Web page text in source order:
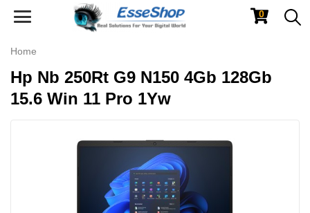
Toggle
0
Home
Hp Nb 250Rt G9 N150 4Gb 128Gb
15.6 Win 11 Pro 1Yw